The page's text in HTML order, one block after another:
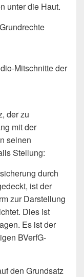
unter die Haut.
Mitschnitte der
der zu
mit der
seinen
Stellung:
durch
ist der
zur Darstellung
Dies ist
Es ist der
BVerfG-
den Grundsatz